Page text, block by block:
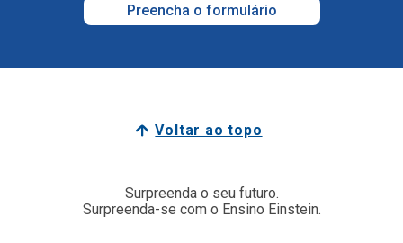
Preencha o formulário
Voltar ao topo
Surpreenda o seu futuro.
Surpreenda-se com o Ensino Einstein.